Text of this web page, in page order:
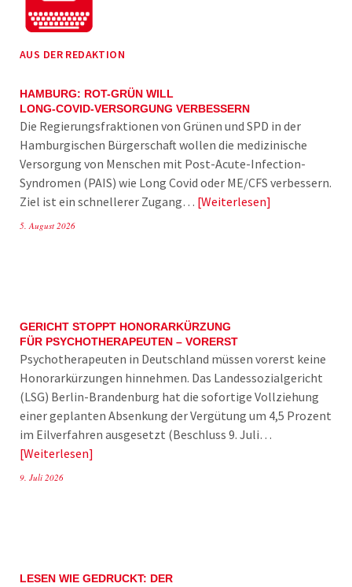
AUS DER REDAKTION
HAMBURG: ROT-GRÜN WILL
LONG-COVID-VERSORGUNG VERBESSERN
Die Regierungsfraktionen von Grünen und SPD in der
Hamburgischen Bürgerschaft wollen die medizinische
Versorgung von Menschen mit Post-Acute-Infection-
Syndromen (PAIS) wie Long Covid oder ME/CFS verbessern.
Ziel ist ein schnellerer Zugang… Weiterlesen
5. August 2026
GERICHT STOPPT HONORARKÜRZUNG
FÜR PSYCHOTHERAPEUTEN – VORERST
Psychotherapeuten in Deutschland müssen vorerst keine
Honorarkürzungen hinnehmen. Das Landessozialgericht
(LSG) Berlin-Brandenburg hat die sofortige Vollziehung
einer geplanten Absenkung der Vergütung um 4,5 Prozent
im Eilverfahren ausgesetzt (Beschluss 9. Juli…
Weiterlesen
9. Juli 2026
LESEN WIE GEDRUCKT: DER